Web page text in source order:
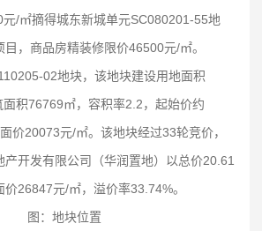
/㎡摘得城东新城单元SC080201-55地
，商品房精装修限价46500元/㎡。
02地块，该地块建设用地面积
积76769㎡，容积率2.2，起始价约
价20073元/㎡。该地块经过33轮竞价，
产开发有限公司（华润置地）以总价20.61
26847元/㎡，溢价率33.74%。
图：地块位置